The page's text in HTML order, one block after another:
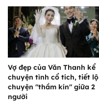
Vợ đẹp của Văn Thanh kể
chuyện tình cổ tích, tiết lộ
chuyện "thầm kín" giữa 2
người